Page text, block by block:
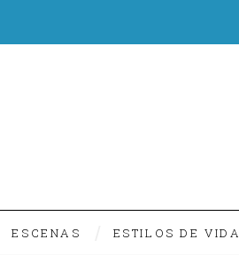
ESCENAS ESTILOS DE VIDA